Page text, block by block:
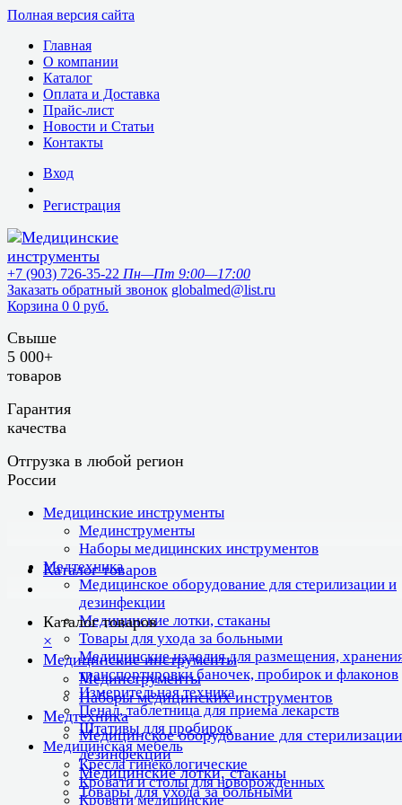
Полная версия сайта
Главная
О компании
Каталог
Оплата и Доставка
Прайс-лист
Новости и Статьи
Контакты
Вход
Регистрация
+7 (903) 726-35-22 Пн—Пт 9:00—17:00
Заказать обратный звонок globalmed@list.ru
Корзина 0 0 руб.
Свыше
5 000+
товаров
Гарантия
качества
Отгрузка в любой регион
России
Медицинские инструменты
Мединструменты
Наборы медицинских инструментов
Медтехника
Медицинское оборудование для стерилизации и
дезинфекции
Медицинские лотки, стаканы
Товары для ухода за больными
Медицинские изделия для размещения,
транспортировки баночек, пробирок и флаконов
Измерительная техника
Пенал, таблетница для приема лекарств
Штативы для пробирок
Медицинская мебель
Кресла гинекологические
Кровати и столы для новорожденных
Кровати медицинские
Каталог товаров
Каталог товаров
×
Медицинские инструменты
Мединструменты
Наборы медицинских инструментов
Медтехника
Медицинское оборудование для
дезинфекции
Медицинские лотки, стаканы
Товары для ухода за больными